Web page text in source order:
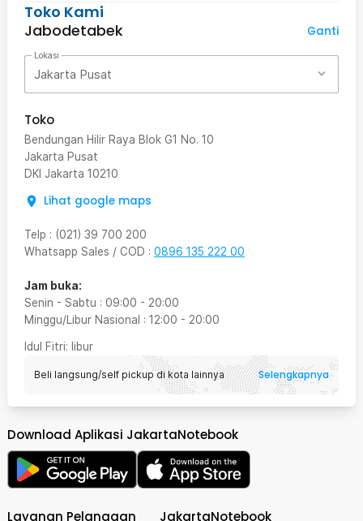
Toko Kami
Jabodetabek
Ganti
Lokasi
Jakarta Pusat
Toko
Bendungan Hilir Raya Blok G1 No. 10
Jakarta Pusat
DKI Jakarta 10210
Lihat google maps
Telp : (021) 39 700 200
Whatsapp Sales / COD : 0896 135 222 00
Jam buka:
Senin - Sabtu : 09:00 - 20:00
Minggu/Libur Nasional : 12:00 - 20:00
Idul Fitri: libur
Beli langsung/self pickup di kota lainnya Selengkapnya
Download Aplikasi JakartaNotebook
Layanan Pelanggan JakartaNotebook